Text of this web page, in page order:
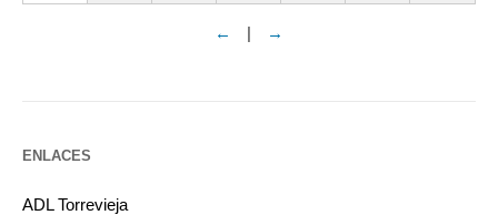
← | →
ENLACES
ADL Torrevieja